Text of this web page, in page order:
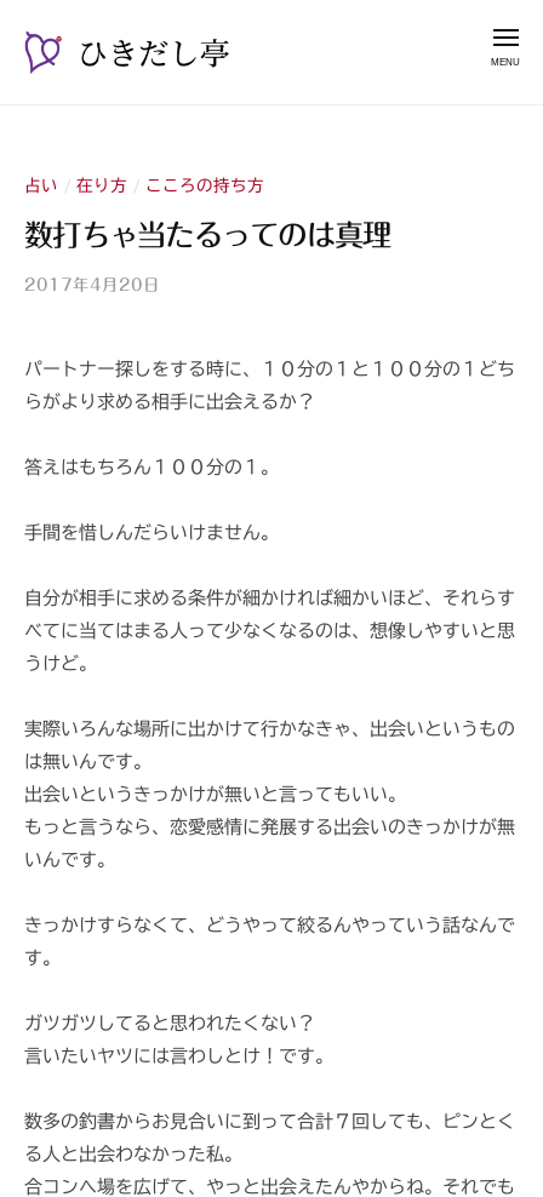
し
亭
い
師
山
紫
メ
ニ
占い / 在り方 / こころの持ち方
数打ちゃ当たるってのは真理
2017年4月20日
紫
s
n
パートナー探しをする時に、１０分の１と１００分の１どち
らがより求める相手に出会えるか？
答えはもちろん１００分の１。
手間を惜しんだらいけません。
自分が相手に求める条件が細かければ細かいほど、それらす
べてに当てはまる人って少なくなるのは、想像しやすいと思
うけど。
実際いろんな場所に出かけて行かなきゃ、出会いというもの
は無いんです。
出会いというきっかけが無いと言ってもいい。
もっと言うなら、恋愛感情に発展する出会いのきっかけが無
いんです。
きっかけすらなくて、どうやって絞るんやっていう話なんで
す。
ガツガツしてると思われたくない？
言いたいヤツには言わしとけ！です。
数多の釣書からお見合いに到って合計７回しても、ピンとく
る人と出会わなかった私。
合コンへ場を広げて、やっと出会えたんやからね。それでも
だ
し